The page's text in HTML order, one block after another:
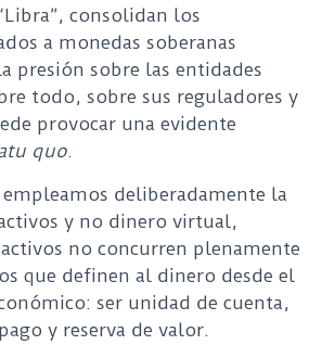
consolidan los
a monedas soberanas
presión sobre las entidades
todo, sobre sus reguladores y
provocar una evidente
quo.
deliberadamente la
y no dinero virtual,
no concurren plenamente
que definen al dinero desde el
ser unidad de cuenta,
y reserva de valor.